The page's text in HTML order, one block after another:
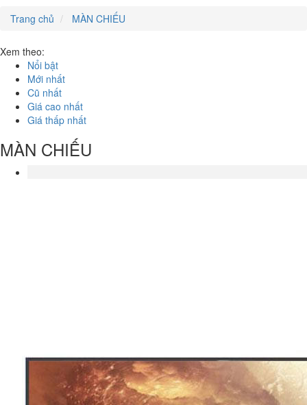
Trang chủ
MÀN CHIẾU
Xem theo:
Nổi bật
Mới nhất
Cũ nhất
Giá cao nhất
Giá thấp nhất
MÀN CHIẾU